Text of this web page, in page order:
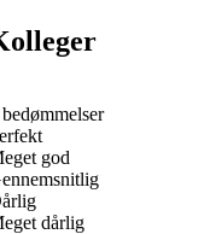
god
dårlig